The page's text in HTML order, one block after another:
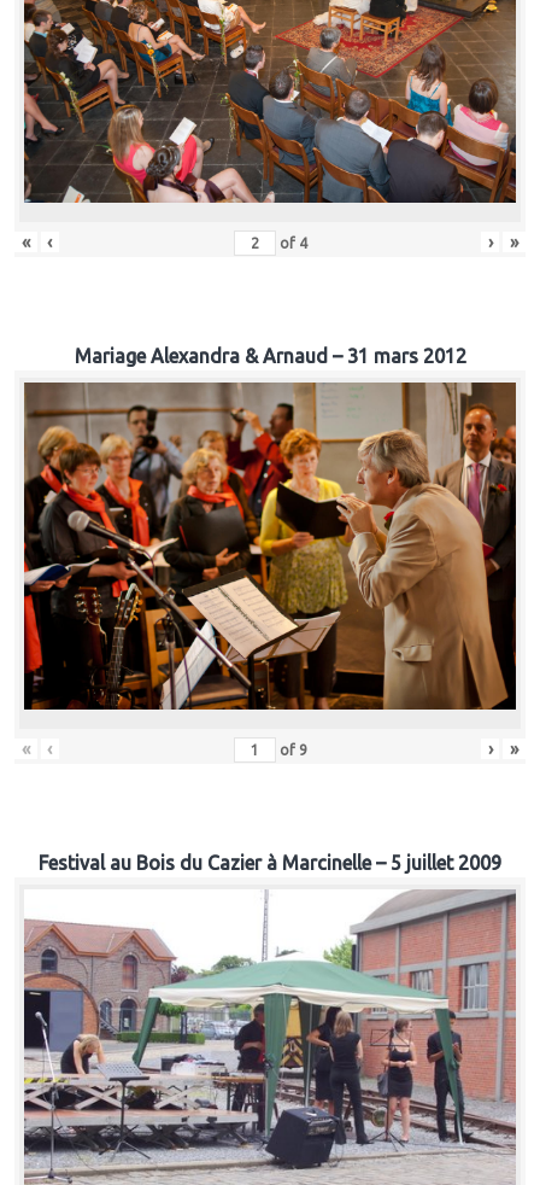
« ‹ of 4 › »
Mariage Alexandra & Arnaud – 31 mars 2012
« ‹ of 9 › »
Festival au Bois du Cazier à Marcinelle – 5 juillet 2009